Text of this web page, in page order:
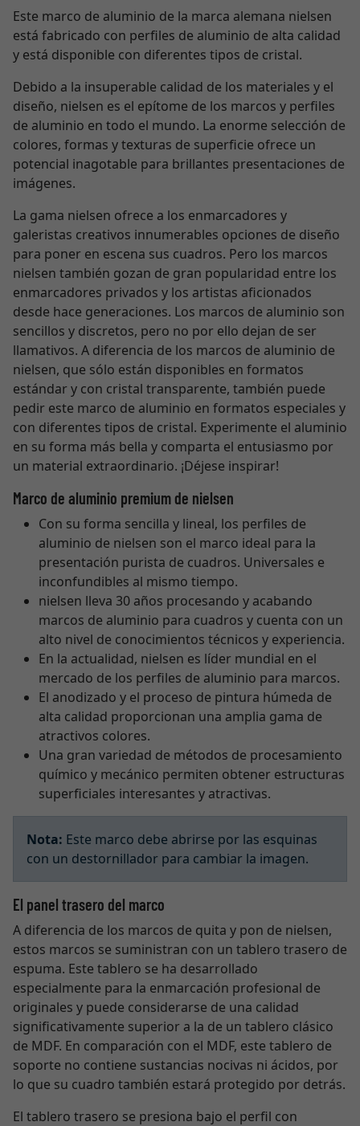
Este marco de aluminio de la marca alemana nielsen
está fabricado con perfiles de aluminio de alta calidad
y está disponible con diferentes tipos de cristal.
Debido a la insuperable calidad de los materiales y el
diseño, nielsen es el epítome de los marcos y perfiles
de aluminio en todo el mundo. La enorme selección de
colores, formas y texturas de superficie ofrece un
potencial inagotable para brillantes presentaciones de
imágenes.
La gama nielsen ofrece a los enmarcadores y
galeristas creativos innumerables opciones de diseño
para poner en escena sus cuadros. Pero los marcos
nielsen también gozan de gran popularidad entre los
enmarcadores privados y los artistas aficionados
desde hace generaciones. Los marcos de aluminio son
sencillos y discretos, pero no por ello dejan de ser
llamativos. A diferencia de los marcos de aluminio de
nielsen, que sólo están disponibles en formatos
estándar y con cristal transparente, también puede
pedir este marco de aluminio en formatos especiales y
con diferentes tipos de cristal. Experimente el aluminio
en su forma más bella y comparta el entusiasmo por
un material extraordinario. ¡Déjese inspirar!
Marco de aluminio premium de nielsen
Con su forma sencilla y lineal, los perfiles de
aluminio de nielsen son el marco ideal para la
presentación purista de cuadros. Universales e
inconfundibles al mismo tiempo.
nielsen lleva 30 años procesando y acabando
marcos de aluminio para cuadros y cuenta con un
alto nivel de conocimientos técnicos y experiencia.
En la actualidad, nielsen es líder mundial en el
mercado de los perfiles de aluminio para marcos.
El anodizado y el proceso de pintura húmeda de
alta calidad proporcionan una amplia gama de
atractivos colores.
Una gran variedad de métodos de procesamiento
químico y mecánico permiten obtener estructuras
superficiales interesantes y atractivas.
Nota: Este marco debe abrirse por las esquinas
con un destornillador para cambiar la imagen.
El panel trasero del marco
A diferencia de los marcos de quita y pon de nielsen,
estos marcos se suministran con un tablero trasero de
espuma. Este tablero se ha desarrollado
especialmente para la enmarcación profesional de
originales y puede considerarse de una calidad
significativamente superior a la de un tablero clásico
de MDF. En comparación con el MDF, este tablero de
soporte no contiene sustancias nocivas ni ácidos, por
lo que su cuadro también estará protegido por detrás.
El tablero trasero se presiona bajo el perfil con